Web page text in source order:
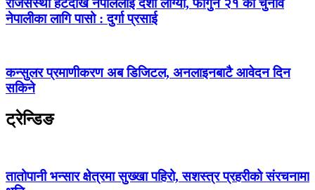
राजसंस्था हटेदेखि नेपाललाई दशा लाग्यो, फागुन २१ को चुनाव
नेपालीका लागि पासो : दुर्गा प्रसाई
कन्सुलर प्रमाणीकरण अब डिजिटल, अनलाइनबाटै आवेदन दिन
सकिने
ट्रेन्डिङ
तातोपानी भन्सार क्षेत्रमा सुख्खा पहिरो, सशस्त्र प्रहरीको संरचनामा